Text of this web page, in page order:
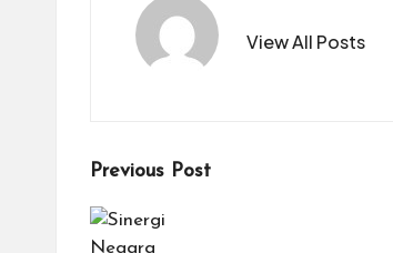
View All Posts
Post
navigation
Previous Post